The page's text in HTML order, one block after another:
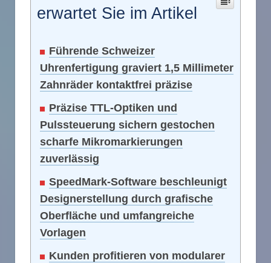
erwartet Sie im Artikel
Führende Schweizer
Uhrenfertigung graviert 1,5 Millimeter
Zahnräder kontaktfrei präzise
Präzise TTL-Optiken und
Pulssteuerung sichern gestochen
scharfe Mikromarkierungen
zuverlässig
SpeedMark-Software beschleunigt
Designerstellung durch grafische
Oberfläche und umfangreiche
Vorlagen
Kunden profitieren von modularer